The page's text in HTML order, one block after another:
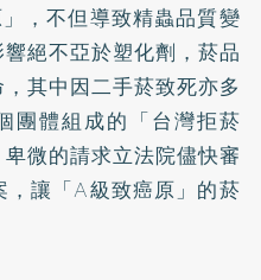
，不但導致精蟲品質變
絕不亞於塑化劑，菸品
其中因二手菸致死亦多
團體組成的「台灣拒菸
微的請求立法院儘快審
讓「A級致癌原」的菸